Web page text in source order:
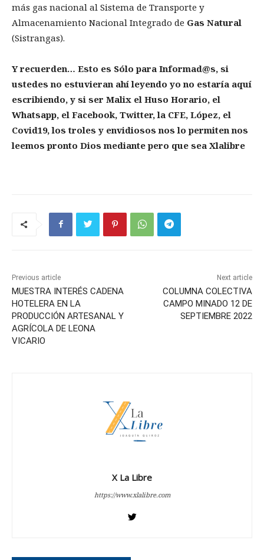
más gas nacional al Sistema de Transporte y
Almacenamiento Nacional Integrado de Gas Natural
(Sistrangas).
Y recuerden… Esto es Sólo para Informad@s, si
ustedes no estuvieran ahí leyendo yo no estaría aquí
escribiendo, y si ser Malix el Huso Horario, el
Whatsapp, el Facebook, Twitter, la CFE, López, el
Covid19, los troles y envidiosos nos lo permiten nos
leemos pronto Dios mediante pero que sea Xlalibre
Previous article
MUESTRA INTERÉS CADENA
HOTELERA EN LA
PRODUCCIÓN ARTESANAL Y
AGRÍCOLA DE LEONA
VICARIO
Next article
COLUMNA COLECTIVA
CAMPO MINADO 12 DE
SEPTIEMBRE 2022
X La Libre
https://www.xlalibre.com